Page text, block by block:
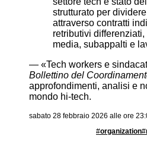
strutturato per
attraverso contratti
retributivi
media, subappalti e
—
Tech workers e
Bollettino del
approfondimenti, analisi e
mondo hi-tech.
sabato 28 febbraio 2026 alle ore
#organization#